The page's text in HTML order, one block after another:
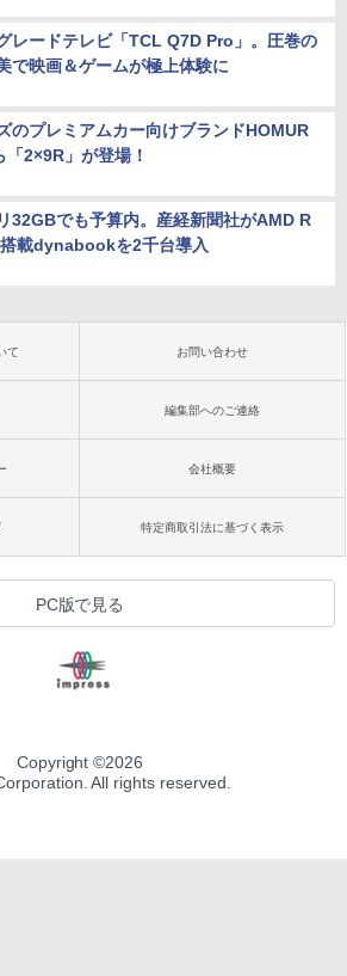
レードテレビ「TCL Q7D Pro」。圧巻の
で映画＆ゲームが極上体験に
のプレミアムカー向けブランドHOMUR
「2×9R」が登場！
32GBでも予算内。産経新聞社がAMD R
載dynabookを2千台導入
て お問い合わせ
編集部へのご連絡
会社概要
特定商取引法に基づく表示
PC版で見る
Copyright ©2026
All rights reserved.